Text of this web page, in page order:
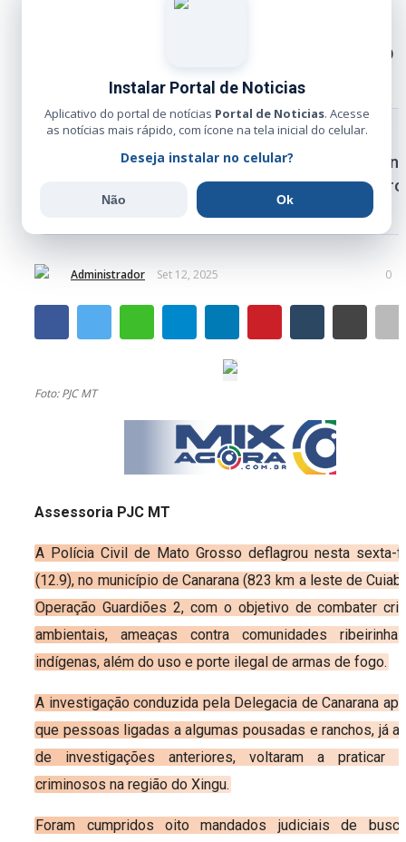
Instalar Portal de Noticias
Aplicativo do portal de notícias Portal de Noticias. Acesse
as notícias mais rápido, com ícone na tela inicial do celular.
Deseja instalar no celular?
Não Ok
mandados judiciais na região do
Xingu em MT
RESUMO RÁPIDO
A Delegacia de Canarana apura crimes
comércio ilegal de arma de fogo, tráfico de
e ameaças contra comunidades locais.
Administrador Set 12, 2025 0
Foto: PJC MT
Assessoria PJC MT
A Polícia Civil de Mato Grosso deflagrou nesta sexta-
(12.9), no município de Canarana (823 km a leste de
Operação Guardiões 2, com o objetivo de combater
ambientais, ameaças contra comunidades
indígenas, além do uso e porte ilegal de armas de fogo.
A investigação conduzida pela Delegacia de Canarana
que pessoas ligadas a algumas pousadas e ranchos, já
de investigações anteriores, voltaram a praticar
criminosos na região do Xingu.
Foram cumpridos oito mandados judiciais de